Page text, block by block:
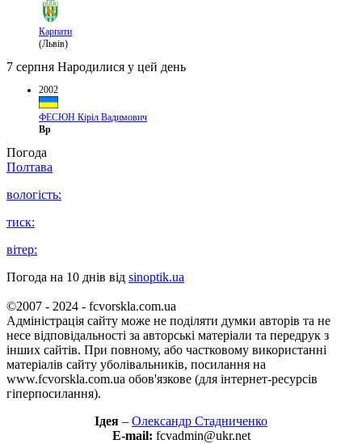
Карпати
(Львів)
7 серпня Народилися у цей день
2002
ФЕСЮН Кіріл Вадимович
Вр
Погода
Полтава
вологість:
тиск:
вітер:
Погода на 10 днів від sinoptik.ua
©2007 - 2024 - fcvorskla.com.ua
Адміністрація сайту може не поділяти думки авторів та не
несе відповідальності за авторські матеріали та передрук з
інших сайтів. При повному, або частковому використанні
матеріалів сайту уболівальників, посилання на
www.fcvorskla.com.ua обов'язкове (для інтернет-ресурсів
гіперпосилання).
Ідея – Олександр Стадниченко
E-mail: fcvadmin@ukr.net